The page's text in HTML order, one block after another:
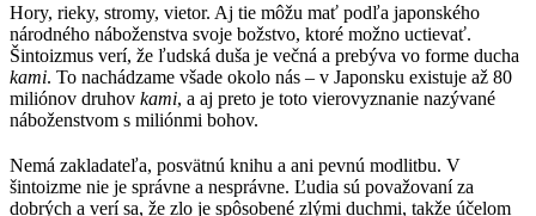
Hory, rieky, stromy, vietor. Aj tie môžu mať podľa japonského
národného náboženstva svoje božstvo, ktoré možno uctievať.
Šintoizmus verí, že ľudská duša je večná a prebýva vo forme ducha
kami. To nachádzame všade okolo nás – v Japonsku existuje až 80
miliónov druhov kami, a aj preto je toto vierovyznanie nazývané
náboženstvom s miliónmi bohov.
Nemá zakladateľa, posvätnú knihu a ani pevnú modlitbu. V
šintoizme nie je správne a nesprávne. Ľudia sú považovaní za
dobrých a verí sa, že zlo je spôsobené zlými duchmi, takže účelom